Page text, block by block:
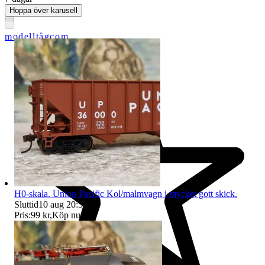
modelltågcom
Hoppa över karusell
H0-skala. Union Pacific Kol/malmvagn i mycket gott skick.
Sluttid10 aug 20:59
Pris:99 kr,Köp nu.